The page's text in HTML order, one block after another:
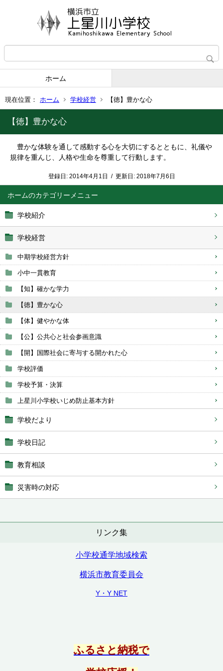
ホーム
現在位置： ホーム 学校経営 【徳】豊かな心
ホーム
学校紹介
学校経営
中期学校経営方針
小中一貫教育
【知】確かな学力
【徳】豊かな心
【体】健やかな体
【公】公共心と社会参画意識
【開】国際社会に寄与する開かれた心
学校評価
学校予算・決算
上星川小学校いじめ防止基本方針
学校だより
学校日記
教育相談
災害時の対応
リンク集
小学校通学地域検索
横浜市教育委員会
Y・Y NET
ふるさと納税で
【徳】豊かな心
豊かな体験を通して感動する心を大切にするとともに、礼儀や
規律を重んじ、人格や生命を尊重して行動します。
登録日: 2014年4月1日 / 更新日: 2018年7月6日